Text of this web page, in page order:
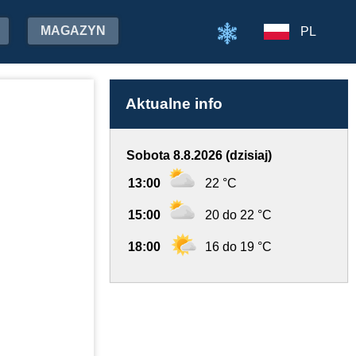
MAGAZYN PL
Aktualne info
Sobota 8.8.2026 (dzisiaj)
13:00 22 °C
15:00 20 do 22 °C
18:00 16 do 19 °C